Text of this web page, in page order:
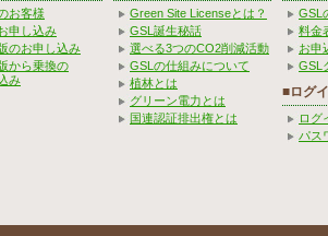
お客様
申し込み
のお申し込み
から乗換の
み
Green Site Licenseとは？
GSL誕生秘話
選べる3つのCO2削減活動
GSLの仕組みについて
植林とは
グリーン電力とは
国連認証排出権とは
GSL
料金
お申
GSL
■ログ
ログ
パス